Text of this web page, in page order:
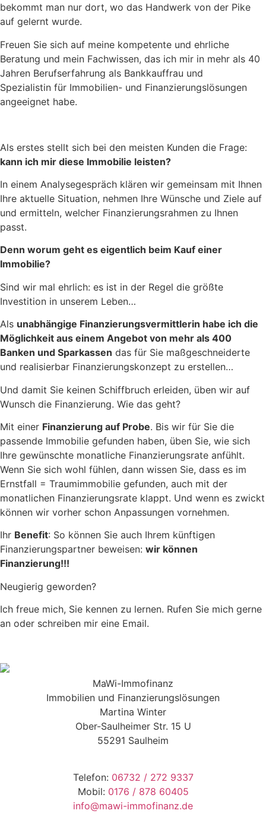
bekommt man nur dort, wo das Handwerk von der Pike
auf gelernt wurde.
Freuen Sie sich auf meine kompetente und ehrliche
Beratung und mein Fachwissen, das ich mir in mehr als 40
Jahren Berufserfahrung als Bankkauffrau und
Spezialistin für Immobilien- und Finanzierungslösungen
angeeignet habe.
Als erstes stellt sich bei den meisten Kunden die Frage:
kann ich mir diese Immobilie leisten?
In einem Analysegespräch klären wir gemeinsam mit Ihnen
Ihre aktuelle Situation, nehmen Ihre Wünsche und Ziele auf
und ermitteln, welcher Finanzierungsrahmen zu Ihnen
passt.
Denn worum geht es eigentlich beim Kauf einer
Immobilie?
Sind wir mal ehrlich: es ist in der Regel die größte
Investition in unserem Leben…
Als unabhängige Finanzierungsvermittlerin habe ich die
Möglichkeit aus einem Angebot von mehr als 400
Banken und Sparkassen das für Sie maßgeschneiderte
und realisierbar Finanzierungskonzept zu erstellen…
Und damit Sie keinen Schiffbruch erleiden, üben wir auf
Wunsch die Finanzierung. Wie das geht?
Mit einer Finanzierung auf Probe. Bis wir für Sie die
passende Immobilie gefunden haben, üben Sie, wie sich
Ihre gewünschte monatliche Finanzierungsrate anfühlt.
Wenn Sie sich wohl fühlen, dann wissen Sie, dass es im
Ernstfall = Traumimmobilie gefunden, auch mit der
monatlichen Finanzierungsrate klappt. Und wenn es zwickt
können wir vorher schon Anpassungen vornehmen.
Ihr Benefit: So können Sie auch Ihrem künftigen
Finanzierungspartner beweisen: wir können
Finanzierung!!!
Neugierig geworden?
Ich freue mich, Sie kennen zu lernen. Rufen Sie mich gerne
an oder schreiben mir eine Email.
MaWi-Immofinanz
Immobilien und Finanzierungslösungen
Martina Winter
Ober-Saulheimer Str. 15 U
55291 Saulheim
Telefon: 06732 / 272 9337
Mobil: 0176 / 878 60405
info@mawi-immofinanz.de